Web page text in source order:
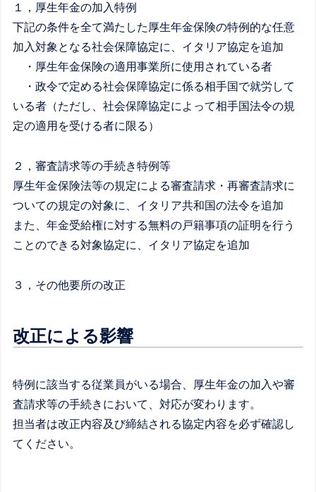
１，厚生年金の加入特例
下記の条件を全て満たした厚生年金保険の特例的な任意
加入対象となる社会保障協定に、イタリア協定を追加
・厚生年金保険の適用事業所に使用されている者
・政令で定める社会保障協定に係る相手国で就労して
いる者（ただし、社会保障協定によって相手国法令の規
定の適用を受ける者に限る）
２，審査請求等の手続き特例等
厚生年金保険法等の規定による審査請求・再審査請求に
ついての規定の対象に、イタリア共和国の法令を追加
また、年金受給権に対する無料の戸籍事項の証明を行う
ことのできる対象協定に、イタリア協定を追加
３，その他要所の改正
改正による影響
特例に該当する従業員がいる場合、厚生年金の加入や審
査請求等の手続きにおいて、対応が変わります。
担当者は改正内容及び締結される協定内容を必ず確認し
てください。